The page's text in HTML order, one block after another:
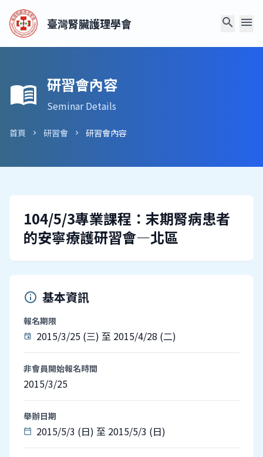
臺灣腎臟護理學會 search menu
menu_book 研習會內容
Seminar Details
首頁 chevron_right 研習會 chevron_right 研習會內容
104/5/3專業課程：末期腎病患者
的安寧療護研習會—北區
info 基本資訊
報名期限
event 2015/3/25 (三) 至 2015/4/28 (二)
非會員開始報名時間
2015/3/25
舉辦日期
calendar_today 2015/5/3 (日) 至 2015/5/3 (日)